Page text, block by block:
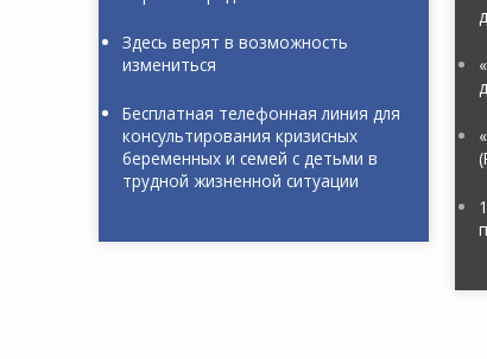
Здесь верят в возможность
измениться
Бесплатная телефонная линия для
консультирования кризисных
беременных и семей с детьми в
трудной жизненной ситуации